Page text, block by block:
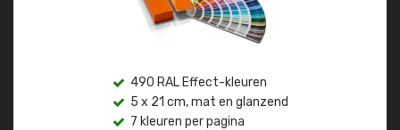
490 RAL Effect-kleuren
5 x 21 cm, mat en glanzend
7 kleuren per pagina